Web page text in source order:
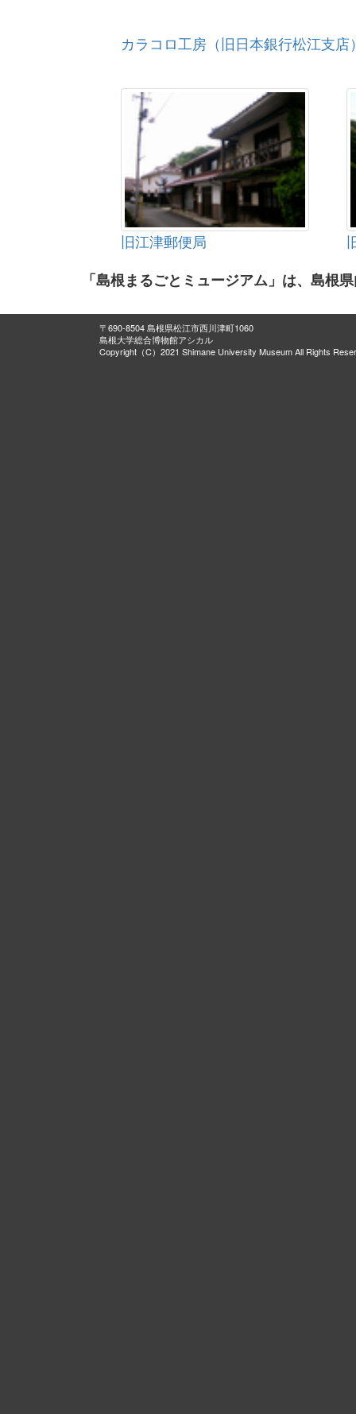
カラコロ工房（旧日本銀行松江支店
旧江津郵便局
「島根まるごとミュージアム」は、島根
〒690-8504 島根県松江市西川津町1060
島根大学総合博物館アシカル
Copyright（C）2021 Shimane University Museum All Rights